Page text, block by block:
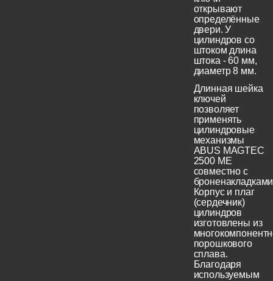
открывают
определённые
двери. У
цилиндров со
штоком длина
штока - 60 мм,
диаметр 8 мм.
Длинная шейка
ключей
позволяет
применять
цилиндровые
механизмы
ABUS MAGTEC
2500 ME
совместно с
Корпус и плаг
(сердечник)
цилиндров
изготовлены из
порошкового
сплава.
Благодаря
используемым